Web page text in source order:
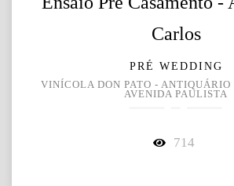
Carlos
PRÉ WEDDING
VINÍCOLA DON PATO - ANTIQUÁRIO
AVENIDA PAULISTA
714